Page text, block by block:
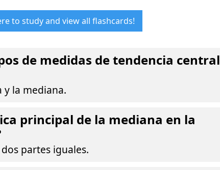
to study and view all flashcards!
de medidas de tendencia central
y la mediana.
principal de la mediana en la
partes iguales.